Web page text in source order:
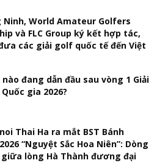
Ninh, World Amateur Golfers
và FLC Group ký kết hợp tác,
các giải golf quốc tế đến Việt
đang dẫn đầu sau vòng 1 Giải
gia 2026?
Thai Ha ra mắt BST Bánh
“Nguyệt Sắc Hoa Niên”: Dòng
giữa lòng Hà Thành đương đại